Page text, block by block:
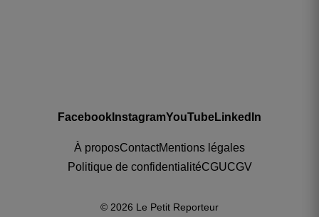
Facebook InstagramYouTubeLinkedIn
À proposContactMentions légales
Politique de confidentialitéCGUCGV
© 2026 Le Petit Reporteur